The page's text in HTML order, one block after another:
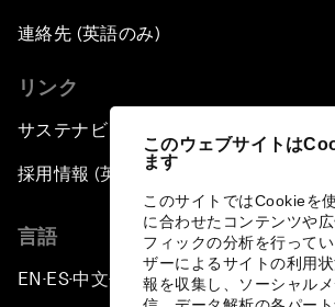
このウェブサイトは
ます
このサイトではCookieを
に合わせたコンテンツや
フィックの分析を行って
ザーによるサイトの利用
報を収集し、ソーシャル
連絡先 (英語のみ)
リンク
サステナビリティへの取り組み
採用情報 (英語のみ)
言語
EN ▪ES▪中文▪ 日本語